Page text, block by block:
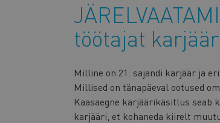
töötajat
Milline on 21. sajandi karjäär ja
Millised on tänapäeval ootused
Kaasaegne karjäärikäsitlus seab
karjääri, et kohaneda kiirelt